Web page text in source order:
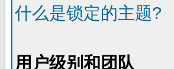
什么是锁定的主题?
用户级别和团队